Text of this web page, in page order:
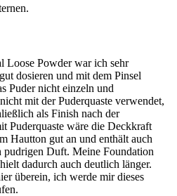
Loose Powder war ich sehr
dosieren und mit dem Pinsel
Puder nicht einzeln und
mit der Puderquaste verwendet,
als Finish nach der
Puderquaste wäre die Deckkraft
Hautton gut an und enthält auch
pudrigen Duft. Meine Foundation
dadurch auch deutlich länger.
überein, ich werde mir dieses